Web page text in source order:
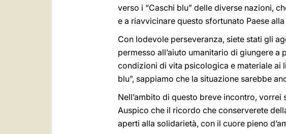
verso i “Caschi blu” delle diverse nazioni,
e a riavvicinare questo sfortunato Paese
Con lodevole perseveranza, siete stati gli
permesso all’aiuto umanitario di giungere
condizioni di vita psicologica e materiale ai
blu”, sappiamo che la situazione sarebbe
Nell’ambito di questo breve incontro,
Auspico che il ricordo che conserverete
aperti alla solidarietà, con il cuore pieno